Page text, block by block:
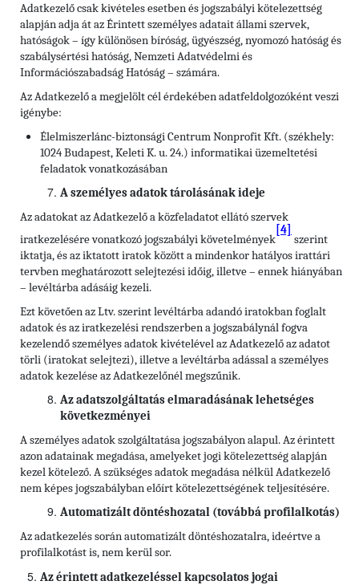
Adatkezelő csak kivételes esetben és jogszabályi kötelezettség
alapján adja át az Érintett személyes adatait állami szervek,
hatóságok – így különösen bíróság, ügyészség, nyomozó hatóság és
szabálysértési hatóság, Nemzeti Adatvédelmi és
Információszabadság Hatóság – számára.
Az Adatkezelő a megjelölt cél érdekében adatfeldolgozóként veszi
igénybe:
Élelmiszerlánc-biztonsági Centrum Nonprofit Kft. (székhely:
1024 Budapest, Keleti K. u. 24.) informatikai üzemeltetési
feladatok vonatkozásában
A személyes adatok tárolásának ideje
Az adatokat az Adatkezelő a közfeladatot ellátó szervek
iratkezelésére vonatkozó jogszabályi követelmények
[4]
szerint
iktatja, és az iktatott iratok között a mindenkor hatályos irattári
tervben meghatározott selejtezési időig, illetve – ennek hiányában
– levéltárba adásáig kezeli.
Ezt követően az Ltv. szerint levéltárba adandó iratokban foglalt
adatok és az iratkezelési rendszerben a jogszabálynál fogva
kezelendő személyes adatok kivételével az Adatkezelő az adatot
törli (iratokat selejtezi), illetve a levéltárba adással a személyes
adatok kezelése az Adatkezelőnél megszűnik.
Az adatszolgáltatás elmaradásának lehetséges
következményei
A személyes adatok szolgáltatása jogszabályon alapul. Az érintett
azon adatainak megadása, amelyeket jogi kötelezettség alapján
kezel kötelező. A szükséges adatok megadása nélkül Adatkezelő
nem képes jogszabályban előírt kötelezettségének teljesítésére.
Automatizált döntéshozatal (továbbá profilalkotás)
Az adatkezelés során automatizált döntéshozatalra, ideértve a
profilalkotást is, nem kerül sor.
Az érintett adatkezeléssel kapcsolatos jogai